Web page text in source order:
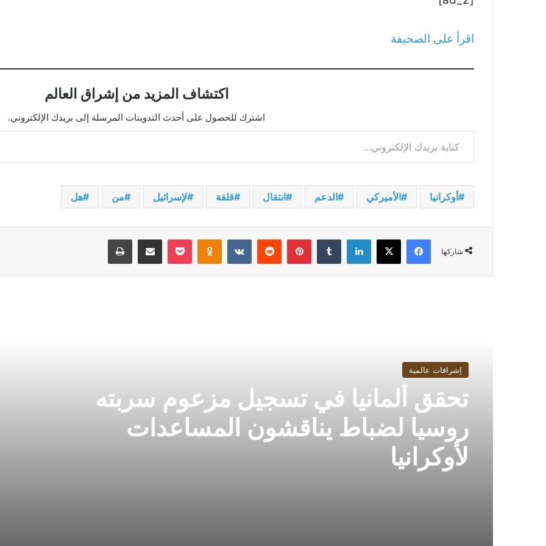
اقرأ على الصحيفة
اكتشاف المزيد من إشراق العالم
اشترك للحصول على أحدث التدوينات المرسلة إلى بريدك الإلكتروني.
كتابة بريدك الإلكتروني...
أوكرانيا الأميركي الدعم انتقال قلقة لإسرائيل من هل
شاركها
فيسبوك
‫X لينكدإن بينتيريست Odnoklassniki
‫Pocketمشاركة عبر البريد طباعة
إشراقات عالمية
تحقق ألمانيا في تسجيل مزعوم سربته
روسيا لضباط يناقشون المساعدات
لأوكرانيا